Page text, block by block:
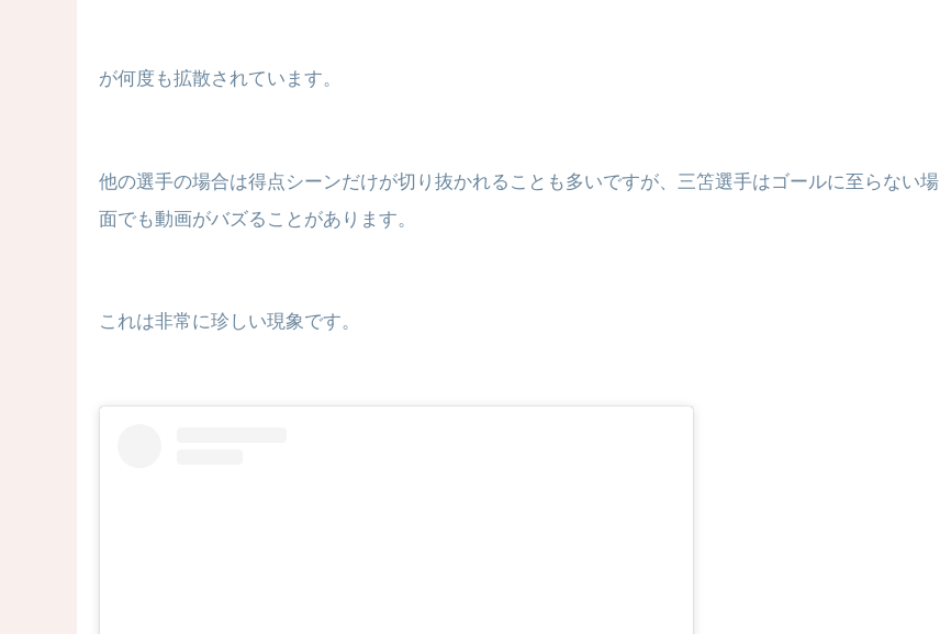
が何度も拡散されています。
他の選手の場合は得点シーンだけが切り抜かれることも多いですが、三笘選手はゴールに至らない場
面でも動画がバズることがあります。
これは非常に珍しい現象です。